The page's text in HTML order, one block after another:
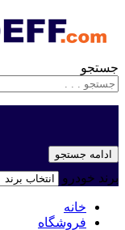
جستجو
ادامه جستجو
برند خودرو
خانه
فروشگاه